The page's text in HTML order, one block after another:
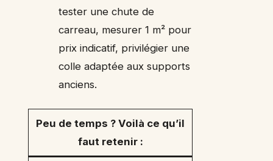
tester une chute de
carreau, mesurer 1 m² pour
prix indicatif, privilégier une
colle adaptée aux supports
anciens.
Peu de temps ? Voilà ce qu’il
faut retenir :